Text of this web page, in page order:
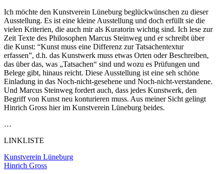
Ich möchte den Kunstverein Lüneburg beglückwünschen zu dieser
Ausstellung. Es ist eine kleine Ausstellung und doch erfüllt sie die
vielen Kriterien, die auch mir als Kuratorin wichtig sind. Ich lese zur
Zeit Texte des Philosophen Marcus Steinweg und er schreibt über
die Kunst: “Kunst muss eine Differenz zur Tatsachentextur
erfassen”, d.h. das Kunstwerk muss etwas Orten oder Beschreiben,
das über das, was „Tatsachen“ sind und wozu es Prüfungen und
Belege gibt, hinaus reicht. Diese Ausstellung ist eine seh schöne
Einladung in das Noch-nicht-gesehene und Noch-nicht-verstandene.
Und Marcus Steinweg fordert auch, dass jedes Kunstwerk, den
Begriff von Kunst neu konturieren muss. Aus meiner Sicht gelingt
Hinrich Gross hier im Kunstverein Lüneburg beides.
…
LINKLISTE
Kunstverein Lüneburg
Hinrich Gross